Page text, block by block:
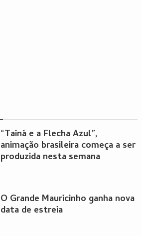
“Tainá e a Flecha Azul”,
animação brasileira começa a ser
produzida nesta semana
O Grande Mauricinho ganha nova
data de estreia